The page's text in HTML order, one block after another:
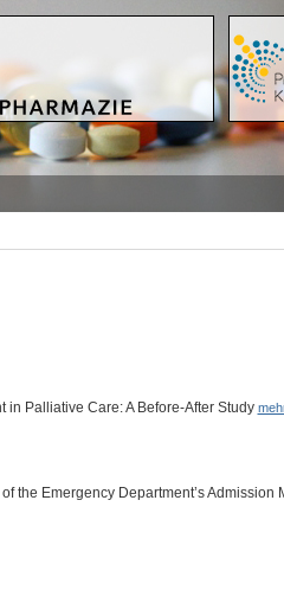
in Palliative Care: A Before-After Study
the Emergency Department’s Admission